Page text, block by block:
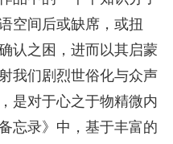
空间后或缺席，或扭
认之困，进而以其启蒙
我们剧烈世俗化与众声
是对于心之于物精微内
忘录》中，基于丰富的